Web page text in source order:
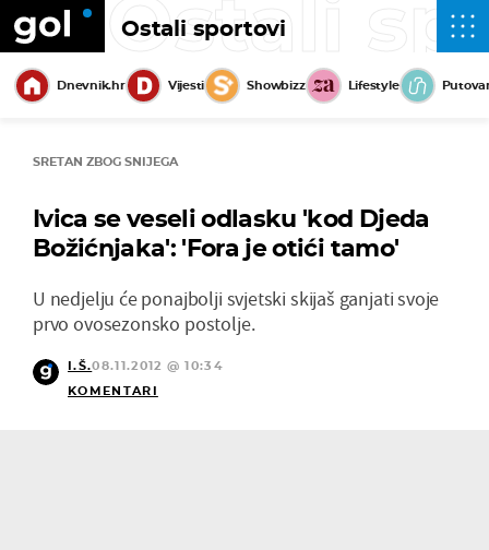
Ostali sportovi
Ostali
Dnevnik.hr Vijesti Showbizz Lifestyle
SRETAN ZBOG SNIJEGA
Ivica se veseli odlasku 'kod Djeda
Božićnjaka': 'Fora je otići tamo'
U nedjelju će ponajbolji svjetski skijaš ganjati svoje
prvo ovosezonsko postolje.
I.Š.08.11.2012 @ 10:34
KOMENTARI